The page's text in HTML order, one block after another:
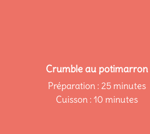
Crumble au potimarron
Préparation : 25 minutes
Cuisson : 10 minutes